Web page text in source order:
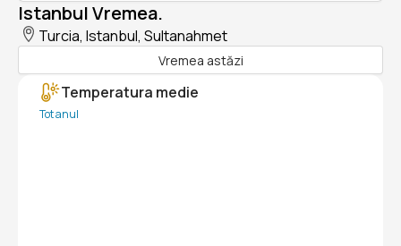
Istanbul Vremea.
Turcia, Istanbul, Sultanahmet
Vremea astăzi
Temperatura medie
Tot anul